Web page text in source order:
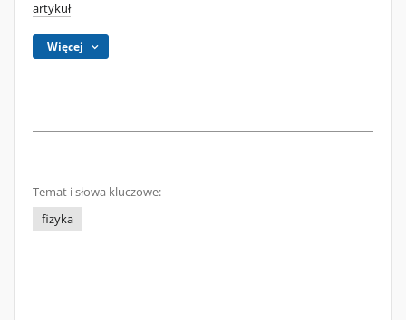
artykuł
Więcej
Temat i słowa kluczowe:
fizyka